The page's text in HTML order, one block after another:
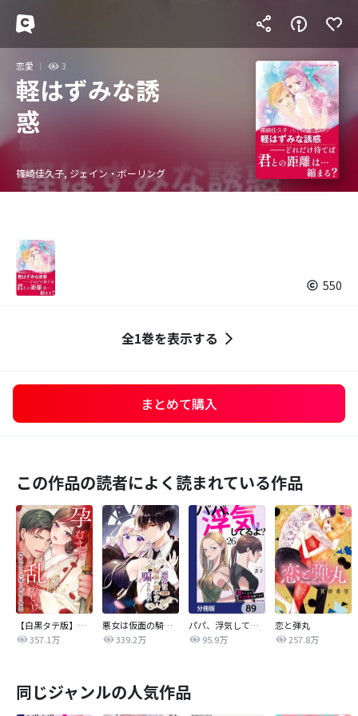
恋愛 3
軽はずみな誘
惑
篠崎佳久子, ジェイン・ボーリング
550
全1巻を表示する
まとめて購入
この作品の読者によく読まれている作品
【白黒タテ版】孕むまで乱れいけ～身代わり花嫁と軍服の猛愛
357.1万
悪女は仮面の騎士に騙されない
339.2万
パパ、浮気してるよ？娘と二人でクズ夫を捨てます【分冊版】
95.9万
恋と弾丸
257.8万
同じジャンルの人気作品